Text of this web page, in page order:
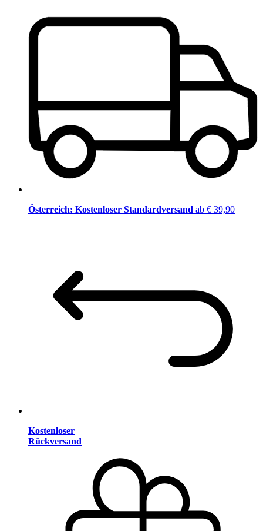
Österreich: Kostenloser Standardversand ab € 39,90
Kostenloser
Rückversand